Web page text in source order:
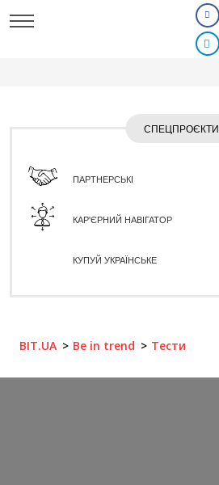
СПЕЦПРОЄКТИ
ПАРТНЕРСЬКІ
КАР'ЄРНИЙ НАВІГАТОР
КУПУЙ УКРАЇНСЬКЕ
BIT.UA Be in trend Тести